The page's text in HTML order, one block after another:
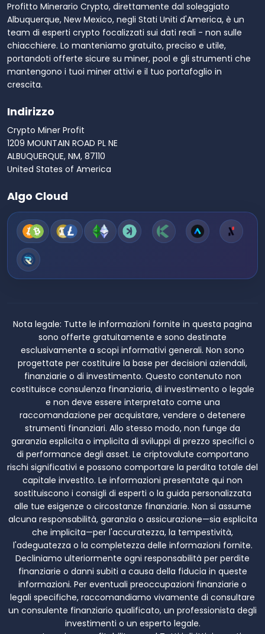
Profitto Minerario Crypto, direttamente dal soleggiato
Albuquerque, New Mexico, negli Stati Uniti d'America, è un
team di esperti crypto focalizzati sui dati reali - non sulle
chiacchiere. Lo manteniamo gratuito, preciso e utile,
portandoti offerte sicure su miner, pool e gli strumenti che
mantengono i tuoi miner attivi e il tuo portafoglio in
crescita.
Indirizzo
Crypto Miner Profit
1209 MOUNTAIN ROAD PL NE
ALBUQUERQUE, NM, 87110
United States of America
Algo Cloud
Nota legale: Tutte le informazioni fornite in questa pagina
sono offerte gratuitamente e sono destinate
esclusivamente a scopi informativi generali. Non sono
progettate per costituire la base per decisioni aziendali,
finanziarie o di investimento. Questo contenuto non
costituisce consulenza finanziaria, di investimento o legale
e non deve essere interpretato come una
raccomandazione per acquistare, vendere o detenere
strumenti finanziari. Allo stesso modo, non funge da
garanzia esplicita o implicita di sviluppi di prezzo specifici o
di performance degli asset. Le criptovalute comportano
rischi significativi e possono comportare la perdita totale del
capitale investito. Le informazioni presentate qui non
sostituiscono i consigli di esperti o la guida personalizzata
alle tue esigenze o circostanze finanziarie. Non si assume
alcuna responsabilità, garanzia o assicurazione—sia esplicita
che implicita—per l'accuratezza, la tempestività,
l'adeguatezza o la completezza delle informazioni fornite.
Decliniamo ulteriormente ogni responsabilità per perdite
finanziarie o danni subiti a causa della fiducia in queste
informazioni. Per eventuali preoccupazioni finanziarie o
legali specifiche, raccomandiamo vivamente di consultare
un consulente finanziario qualificato, un professionista degli
investimenti o un esperto legale.